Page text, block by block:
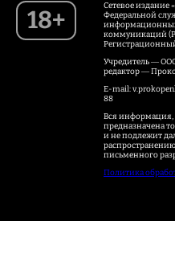
18+
Сетевое издание
Федеральной
коммуникаций
Учредитель —
редактор —
E-mail:
88
Вся информация,
предназначена
и не подлежит
письменного
Политика